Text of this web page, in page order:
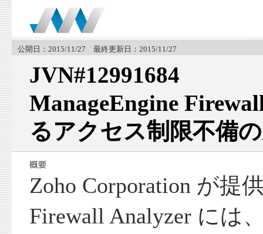
公開日：2015/11/27 最終更新日：2015/11/27
JVN#12991684
ManageEngine
るアクセス制限不備
Zoho Corporation が提
Firewall Analyzer には